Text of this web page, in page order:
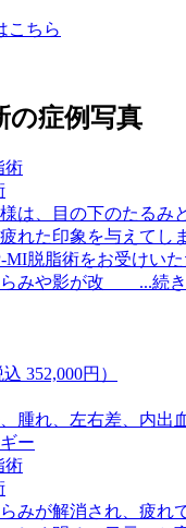
こちら
の症例写真
は、目の下のたるみ
れた印象を与えてし
MI脱脂術をお受けいた
らみや影が改 ...続
352,000円）
腫れ、左右差、内出
ー
みが解消され、疲れ